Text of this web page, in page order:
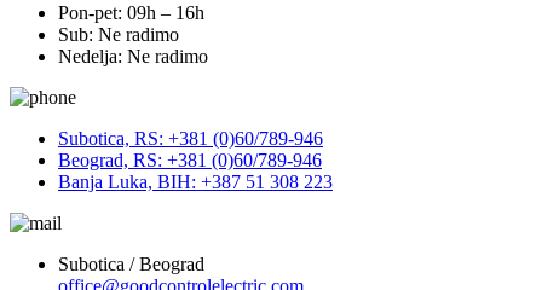
Pon-pet: 09h – 16h
Sub: Ne radimo
Nedelja: Ne radimo
Subotica, RS: +381 (0)60/789-946
Beograd, RS: +381 (0)60/789-946
Banja Luka, BIH: +387 51 308 223
Subotica / Beograd
office@goodcontrolelectric.com